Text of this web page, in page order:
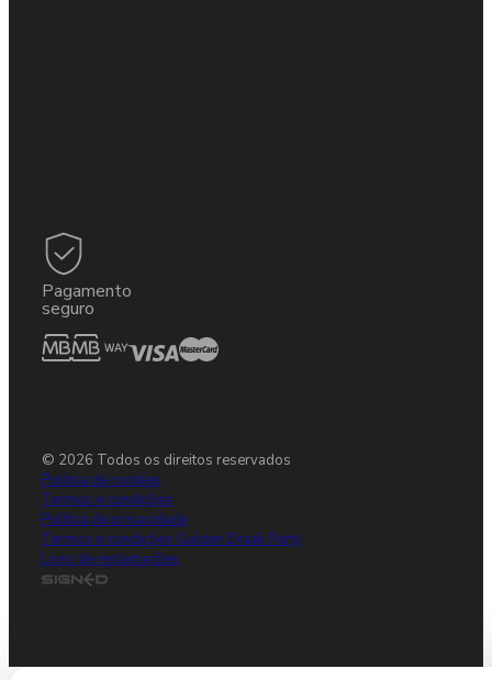
Pagamento
seguro
© 2026 Todos os direitos reservados
Política de cookies
Termos e condições
Política de privacidade
Termos e condições Gulden Draak Party
Livro de reclamações